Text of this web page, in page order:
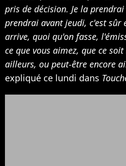
pris de décision. Je la
prendrai avant jeudi, c'est sûr
arrive, quoi qu'on fasse,
ce que vous aimez, que ce
ailleurs, ou peut-être encore
expliqué ce lundi dans